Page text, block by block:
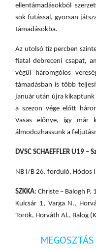
ellentámadásokból
sok futással, gyorsan
támadásokba.
Az utolsó tíz percben
fiatal debreceni csapat,
végül háromgólos
támadásban is több
január után újra kikaptunk
a szezon vége előtt
Vasas előnye, így már
álmodozhassunk a
DVSC SCHAEFFLER U19
NB I/B 26. forduló, Hódos
SZKKA: Christe – Balogh P.
Kulcsár 1, Varga N.,
Török, Horváth Al., Balog
MEGOSZTÁS